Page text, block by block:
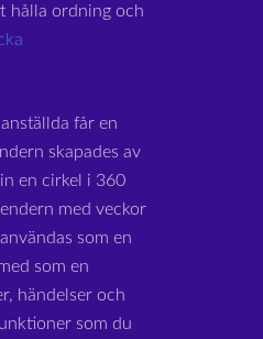
hålla ordning och
får en
skapades av
en cirkel i 360
med veckor
som en
som en
händelser och
som du